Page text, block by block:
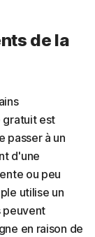
de la
gratuit est
passer à un
d'une
ou peu
utilise un
peuvent
en raison de